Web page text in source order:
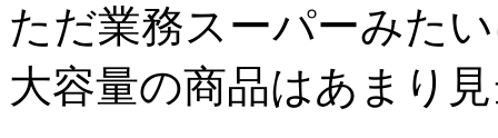
ただ業務スーパーみた
大容量の商品はあまり